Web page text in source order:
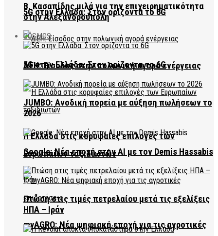
5G στην Ελλάδα: Στον ορίζοντα το 6G
ΔΕΗ: Είσοδος στην πολωνική αγορά ενέργειας
Η Ελλάδα στις κορυφαίες επιλογές των
Ευρωπαίων ταξιδιωτών
myAGRO: Νέα ψηφιακή εποχή για τις αγροτικές
Β. Κασαπίδης μιλά για την επιχειρηματικότητα
στην Αλεξανδρούπολη
COSMOS
5G στην Ελλάδα: Στον ορίζοντα το 6G
JUMBO: Ανοδική πορεία με αύξηση πωλήσεων το
2026
Google: Νέα εποχή στην AI με τον Demis Hassabis
Πτώση στις τιμές πετρελαίου μετά τις εξελίξεις
ΗΠΑ – Ιράν